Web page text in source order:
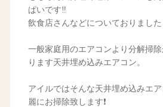
ぱいです‼︎
飲食店さんなどについておりまし
一般家庭用のエアコンより分解掃
ります天井埋め込みエアコン。
アイルではそんな天井埋め込みエ
麗にお掃除致します❗️